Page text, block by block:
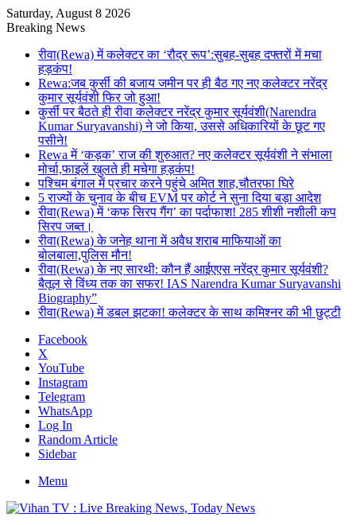
Saturday, August 8 2026
Breaking News
रीवा(Rewa) में कलेक्टर का ‘रौद्र रूप’:सुबह-सुबह दफ्तरों में मचा
हड़कंप!
Rewa:जब कुर्सी की बजाय जमीन पर ही बैठ गए नए कलेक्टर नरेंद्र
कुमार सूर्यवंशी फिर जो हुआ!
कुर्सी पर बैठते ही रीवा कलेक्टर नरेंद्र कुमार सूर्यवंशी(Narendra
Kumar Suryavanshi) ने जो किया, उससे अधिकारियों के छूट गए
पसीने!
Rewa में ‘कड़क’ राज की शुरुआत? नए कलेक्टर सूर्यवंशी ने संभाला
मोर्चा,फाइलें खुलते ही मचेगा हड़कंप!
पश्चिम बंगाल में प्रचार करने पहुंचे अमित शाह,चौतरफा घिरे
5 राज्यों के चुनाव के बीच EVM पर कोर्ट ने सुना दिया बड़ा आदेश
रीवा(Rewa) में ‘कफ सिरप गैंग’ का पर्दाफाश! 285 शीशी नशीली कप
सिरप जब्त।
रीवा(Rewa) के जनेह थाना में अवैध शराब माफियाओं का
बोलबाला,पुलिस मौन!
रीवा(Rewa) के नए सारथी: कौन हैं आईएएस नरेंद्र कुमार सूर्यवंशी?
बैतूल से विंध्य तक का सफर! IAS Narendra Kumar Suryavanshi
Biography”
रीवा(Rewa) में डबल झटका! कलेक्टर के साथ कमिश्नर की भी छुट्टी
Facebook
X
YouTube
Instagram
Telegram
WhatsApp
Log In
Random Article
Sidebar
Menu